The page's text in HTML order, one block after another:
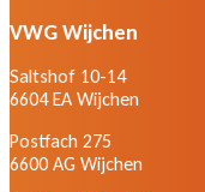
VWG Wijchen
Saltshof 10-14
6604 EA Wijchen
Postfach 275
6600 AG Wijchen